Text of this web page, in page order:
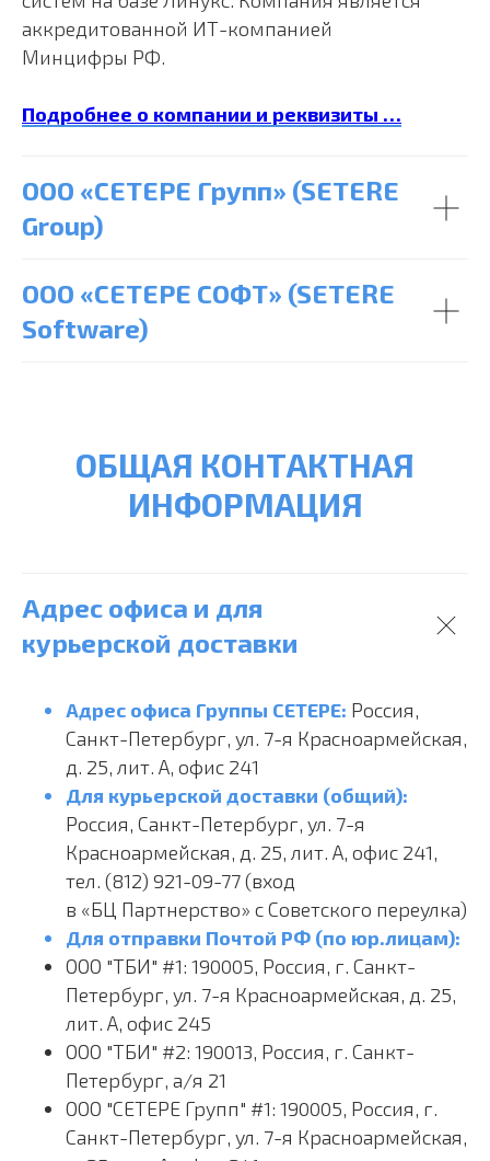
аккредитованной ИТ-компанией
Минцифры РФ.
Подробнее о компании и реквизиты …
ООО «СЕТЕРЕ Групп» (SETERE
Group)
ООО «СЕТЕРЕ СОФТ» (SETERE
Software)
ОБЩАЯ КОНТАКТНАЯ
ИНФОРМАЦИЯ
Адрес офиса и для
курьерской доставки
Адрес офиса Группы СЕТЕРЕ: Россия,
Санкт-Петербург, ул. 7-я Красноармейская,
д. 25, лит. А, офис 241
Для курьерской доставки (общий):
Россия, Санкт-Петербург, ул. 7-я
Красноармейская, д. 25, лит. А, офис 241,
тел. (812) 921-09-77 (вход
в «БЦ Партнерство» с Советского переулка)
Для отправки Почтой РФ (по юр.лицам):
ООО "ТБИ" #1: 190005, Россия, г. Санкт-
Петербург, ул. 7-я Красноармейская, д. 25,
лит. А, офис 245
ООО "ТБИ" #2: 190013, Россия, г. Санкт-
Петербург, а/я 21
ООО "СЕТЕРЕ Групп" #1: 190005, Россия, г.
Санкт-Петербург, ул. 7-я Красноармейская,